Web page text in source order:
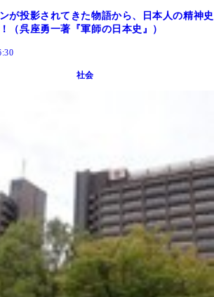
が投影されてきた物語から、日本人の精神史
（呉座勇一著『軍師の日本史』）
社会